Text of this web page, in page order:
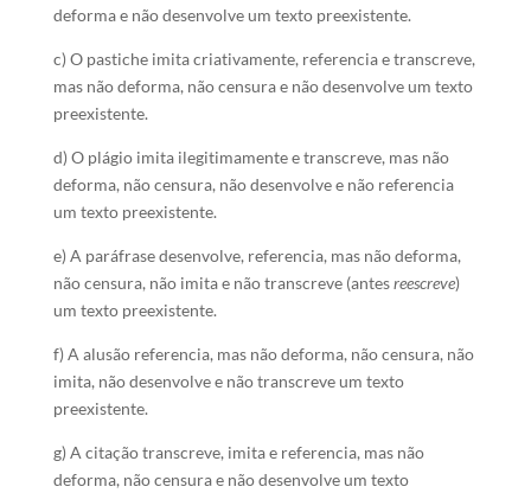
deforma e não desenvolve um texto preexistente.
c) O pastiche imita criativamente, referencia e transcreve,
mas não deforma, não censura e não desenvolve um texto
preexistente.
d) O plágio imita ilegitimamente e transcreve, mas não
deforma, não censura, não desenvolve e não referencia
um texto preexistente.
e) A paráfrase desenvolve, referencia, mas não deforma,
não censura, não imita e não transcreve (antesreescreve)
um texto preexistente.
f) A alusão referencia, mas não deforma, não censura, não
imita, não desenvolve e não transcreve um texto
preexistente.
g) A citação transcreve, imita e referencia, mas não
deforma, não censura e não desenvolve um texto